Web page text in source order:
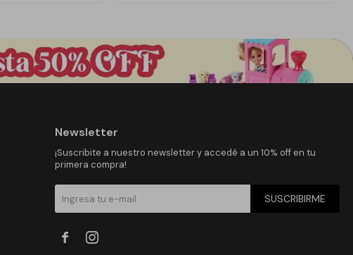
Newsletter
¡Suscribite a nuestro newsletter y accedé a un 10% off en tu
primera compra!
SUSCRIBIRME
 